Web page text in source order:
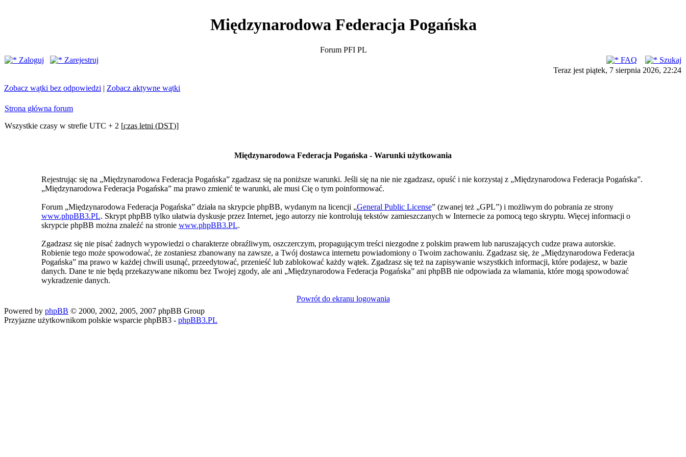
Międzynarodowa Federacja Pogańska
Forum PFI PL
Zaloguj
Zarejestruj FAQ
Szukaj
Teraz jest piątek, 7 sierpnia 2026, 22:24
Zobacz wątki bez odpowiedzi | Zobacz aktywne wątki
Strona główna forum
Wszystkie czasy w strefie UTC + 2 [czas letni (DST)]
Międzynarodowa Federacja Pogańska - Warunki użytkowania
Rejestrując się na „Międzynarodowa Federacja Pogańska” zgadzasz się na poniższe warunki. Jeśli się na nie nie zgadzasz, opuść i nie korzystaj z „Międzynarodowa Federacja Pogańska”.
„Międzynarodowa Federacja Pogańska” ma prawo zmienić te warunki, ale musi Cię o tym poinformować.
Forum „Międzynarodowa Federacja Pogańska” działa na skrypcie phpBB, wydanym na licencji „General Public License” (zwanej też „GPL”) i możliwym do pobrania ze strony
www.phpBB3.PL. Skrypt phpBB tylko ułatwia dyskusje przez Internet, jego autorzy nie kontrolują tekstów zamieszczanych w Internecie za pomocą tego skryptu. Więcej informacji o
skrypcie phpBB można znaleźć na stronie www.phpBB3.PL.
Zgadzasz się nie pisać żadnych wypowiedzi o charakterze obraźliwym, oszczerczym, propagującym treści niezgodne z polskim prawem lub naruszających cudze prawa autorskie.
Robienie tego może spowodować, że zostaniesz zbanowany na zawsze, a Twój dostawca internetu powiadomiony o Twoim zachowaniu. Zgadzasz się, że „Międzynarodowa Federacja
Pogańska” ma prawo w każdej chwili usunąć, przeedytować, przenieść lub zablokować każdy wątek. Zgadzasz się też na zapisywanie wszystkich informacji, które podajesz, w bazie
danych. Dane te nie będą przekazywane nikomu bez Twojej zgody, ale ani „Międzynarodowa Federacja Pogańska” ani phpBB nie odpowiada za włamania, które mogą spowodować
wykradzenie danych.
Powrót do ekranu logowania
Powered by phpBB © 2000, 2002, 2005, 2007 phpBB Group
Przyjazne użytkownikom polskie wsparcie phpBB3 - phpBB3.PL